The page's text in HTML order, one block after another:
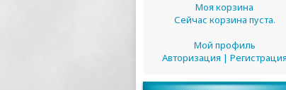
Моя корзина
Сейчас корзина пуста.
Мой профиль
Авторизация | Регистрация